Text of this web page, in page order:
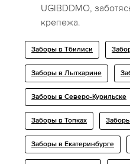
UGIBDDMO,
крепежа.
Заборы в Тбилиси
Заборы в Лыткарине
Заборы в Северо-Курильске
Заборы в Топках
Заборы в Екатеринбурге